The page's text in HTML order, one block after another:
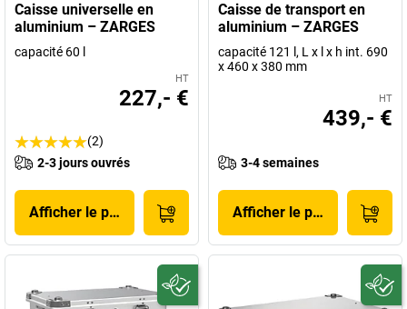
Caisse universelle en
aluminium – ZARGES
capacité 60 l
HT
227,- €
(2)
2-3 jours ouvrés
Afficher le produit
Caisse de transport en
aluminium – ZARGES
capacité 121 l, L x l x h int. 690
x 460 x 380 mm
HT
439,- €
3-4 semaines
Afficher le produit